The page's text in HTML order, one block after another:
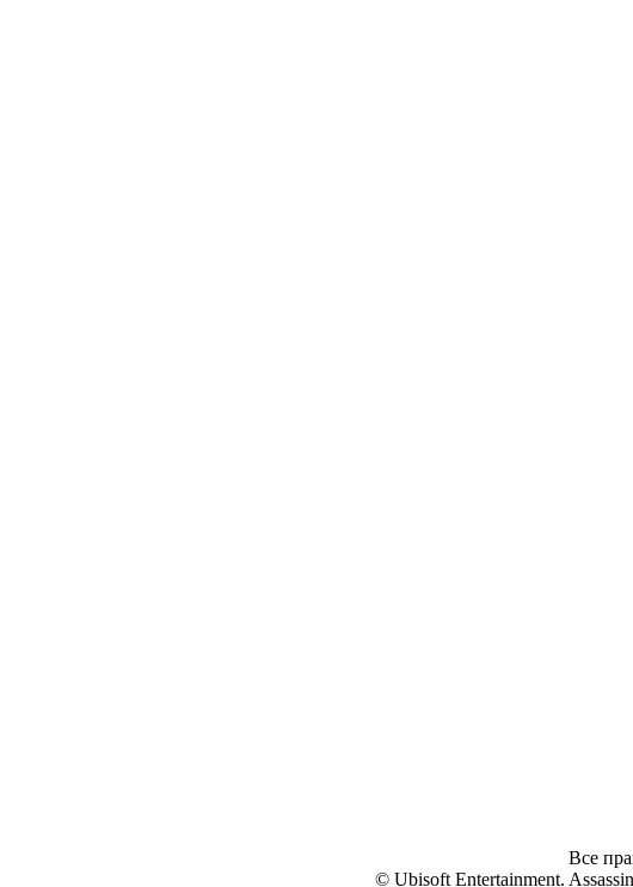
Все
© Ubisoft Entertainment.